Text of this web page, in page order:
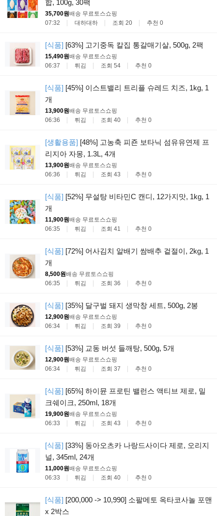
합, 100g, 30팩
35,700원배송 무료 토스쇼핑
07:32
대하대하 조회 20 추천 0
[식품] [63%] 고기중독 칼집 통갈매기살, 500g, 2팩
15,490원배송 무료 토스쇼핑
06:37
튀김 조회 54 추천 0
[식품] [45%] 이스트밸리 트리플 슈레드 치즈, 1kg, 1
개
13,900원배송 무료 토스쇼핑
06:36
튀김 조회 40 추천 0
[생활용품] [48%] 고농축 피죤 보타닉 섬유유연제 프
리지아 자몽, 1.3L, 4개
13,900원배송 무료 토스쇼핑
06:36
튀김 조회 43 추천 0
[식품] [52%] 무설탕 비타민C 캔디, 12가지맛, 1kg, 1
개
11,900원배송 무료 토스쇼핑
06:35
튀김 조회 41 추천 0
[식품] [72%] 어사김치 알배기 쌈배추 겉절이, 2kg, 1
개
8,500원배송 무료 토스쇼핑
06:35
튀김 조회 36 추천 0
[식품] [35%] 달구벌 돼지 생막창 세트, 500g, 2봉
12,900원배송 무료 토스쇼핑
06:34
튀김 조회 39 추천 0
[식품] [53%] 교동 버섯 들깨탕, 500g, 5개
12,900원배송 무료 토스쇼핑
06:34
튀김 조회 37 추천 0
[식품] [65%] 하이뮨 프로틴 밸런스 액티브 제로, 밀
크쉐이크, 250ml, 18개
19,900원배송 무료 토스쇼핑
06:33
튀김 조회 43 추천 0
[식품] [33%] 동아오츠카 나랑드사이다 제로, 오리지
널, 345ml, 24개
11,000원배송 무료 토스쇼핑
06:33
튀김 조회 40 추천 0
[식품] [200,000 -> 10,990] 소팔메토 옥타코사놀 포맨
x 2박스